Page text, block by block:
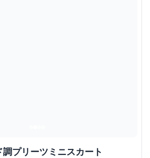
プリーツミニスカート